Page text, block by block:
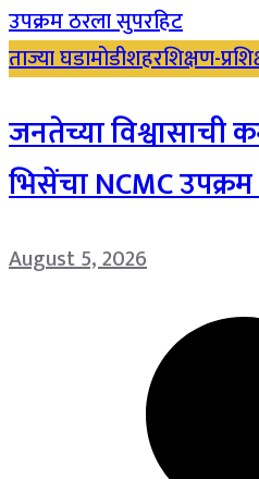
ताज्या घडामोडीशहरशिक्षण-
जनतेच्या विश्वासाची
भिसेंचा NCMC
August 5, 2026